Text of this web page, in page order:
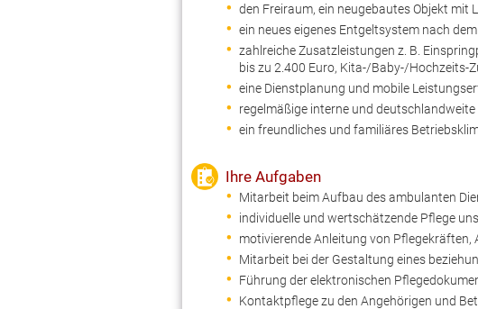
den Freiraum, ein neugebautes Objekt mit
ein neues eigenes Entgeltsystem nach
zahlreiche Zusatzleistungen z. B.
bis zu 2.400 Euro, Kita-/Baby-/Hochzeits-
eine Dienstplanung und mobile
regelmäßige interne und
ein freundliches und familiäres
Ihre Aufgaben
Mitarbeit beim Aufbau des ambulanten
individuelle und wertschätzende Pflege
motivierende Anleitung von
Mitarbeit bei der Gestaltung eines
Führung der elektronischen
Kontaktpflege zu den Angehörigen und